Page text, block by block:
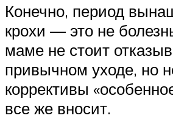
Конечно, период
крохи — это не
маме не стоит
привычном уходе, но
коррективы
все же вносит.